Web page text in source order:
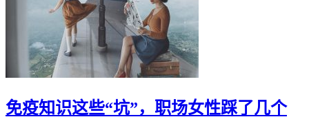
免疫知识这些“坑”，职场女性踩了几个